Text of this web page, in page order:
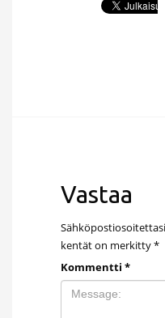
Vastaa
kentät on merkitty*
Kommentti *